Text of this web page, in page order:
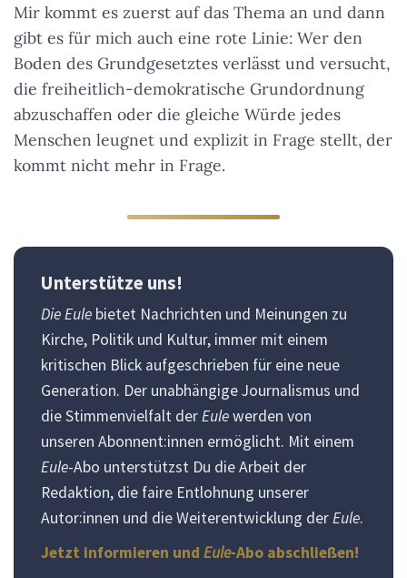
Mir kommt es zuerst auf das Thema an und dann
gibt es für mich auch eine rote Linie: Wer den
Boden des Grundgesetztes verlässt und versucht,
die freiheitlich-demokratische Grundordnung
abzuschaffen oder die gleiche Würde jedes
Menschen leugnet und explizit in Frage stellt, der
kommt nicht mehr in Frage.
Unterstütze uns!
Die Eule bietet Nachrichten und Meinungen zu
Kirche, Politik und Kultur, immer mit einem
kritischen Blick aufgeschrieben für eine neue
Generation. Der unabhängige Journalismus und
die Stimmenvielfalt derEulewerden von
unseren Abonnent:innen ermöglicht. Mit einem
Eule-Abo unterstützst Du die Arbeit der
Redaktion, die faire Entlohnung unserer
Autor:innen und die Weiterentwicklung derEule.
Jetzt informieren und Eule-Abo abschließen!